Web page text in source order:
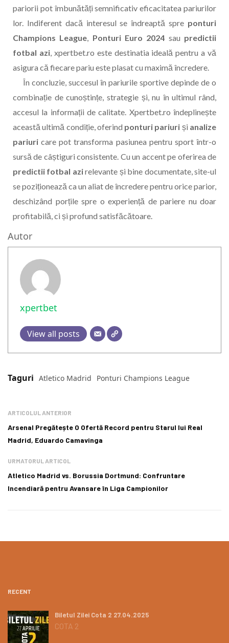
pariorii pot îmbunătăți semnificativ eficacitatea pariurilor
lor. Indiferent dacă interesul se îndreaptă spre ponturi
Champions League, Ponturi Euro 2024 sau predictii
fotbal azi, xpertbet.ro este destinatia ideală pentru a vă
asigura că fiecare pariu este plasat cu maximă încredere.
În concluzie, succesul în pariurile sportive depinde de o
combinație de cunoștințe, strategie și, nu în ultimul rând,
accesul la informații de calitate. Xpertbet.ro îndeplinește
această ultimă condiție, oferind ponturi pariuri și analize
pariuri care pot transforma pasiunea pentru sport într-o
sursă de câștiguri consistente. Cu un accent pe oferirea de
predictii fotbal azirelevante și bine documentate, site-ul
se poziționează ca un aliat de încredere pentru orice parior,
deschizând porțile spre o experiență de pariere nu doar
profitabilă, ci și profund satisfăcătoare.
Autor
xpertbet
View all posts
Taguri Atletico Madrid Ponturi Champions League
ARTICOLUL ANTERIOR
Arsenal Pregătește O Ofertă Record pentru Starul lui Real
Madrid, Eduardo Camavinga
URMATORUL ARTICOL
Atletico Madrid vs. Borussia Dortmund: Confruntare
Incendiară pentru Avansare în Liga Campionilor
RECENT
Biletul Zilei Cota 2 27.04.2025
COTA 2